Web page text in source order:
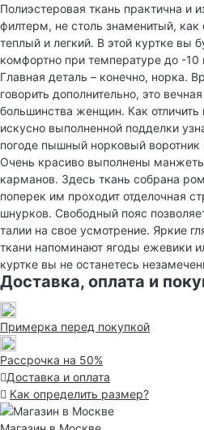
Полиэстеровая ткань практична и
филтерм, не столь знаменитый, как
теплый и легкий. В этой куртке вы
комфортно при температуре до -10
Главная деталь – конечно, норка.
говорить дополнительно, это
большинства женщин. Как
искусно выполненной подделки
погоде пышный норковый воротник
Очень красиво выполнены
карманов. Здесь ткань собрана
поперек им проходит отделочная
шнурков. Свободный пояс
талии на свое усмотрение. Яркие
ткани напоминают ягоды ежевики
куртке вы не останетесь
Доставка, оплата и
Примерка перед покупкой
Рассрочка на 50%
Доставка и оплата
Как определить размер?